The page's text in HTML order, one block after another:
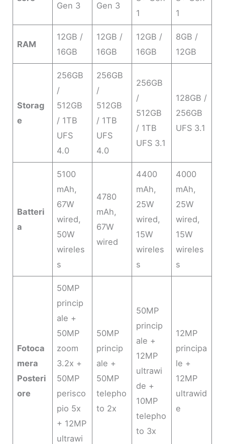
Gen 3
Gen 3
1
1
RAM
12GB /
16GB
12GB /
16GB
12GB /
16GB
8GB /
12GB
Storag
e
256GB
/
512GB
/ 1TB
UFS
4.0
256GB
/
512GB
/ 1TB
UFS
4.0
256GB
/
512GB
/ 1TB
UFS 3.1
128GB /
256GB
UFS 3.1
Batteri
a
5100
mAh,
67W
wired,
50W
wireles
s
4780
mAh,
67W
wired
4400
mAh,
25W
wired,
15W
wireles
s
4000
mAh,
25W
wired,
15W
wireles
s
Fotoca
mera
Posteri
ore
50MP
princip
ale +
50MP
zoom
3.2x +
50MP
perisco
pio 5x
+ 12MP
ultrawi
50MP
princip
ale +
50MP
telepho
to 2x
50MP
princip
ale +
12MP
ultrawi
de +
10MP
telepho
to 3x
12MP
principa
le +
12MP
ultrawid
e